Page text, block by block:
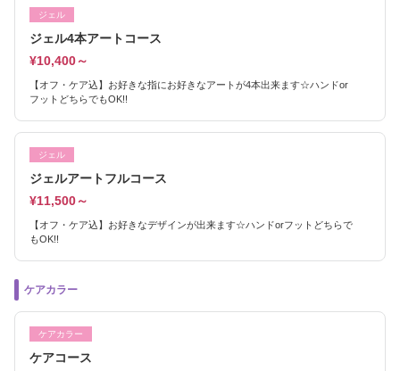
ジェル
ジェル4本アートコース
¥10,400～
【オフ・ケア込】お好きな指にお好きなアートが4本出来ます☆ハンドor
フットどちらでもOK!!
ジェル
ジェルアートフルコース
¥11,500～
【オフ・ケア込】お好きなデザインが出来ます☆ハンドorフットどちらで
もOK!!
ケアカラー
ケアカラー
ケアコース